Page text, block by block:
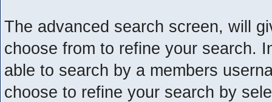
The advanced search screen, will
choose from to refine your search.
able to search by a members
choose to refine your search by